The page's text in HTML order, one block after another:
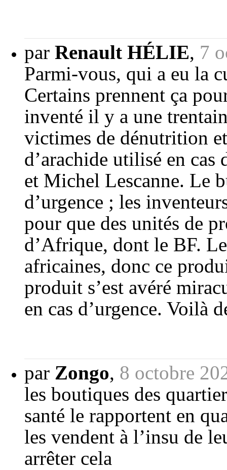
par Renault HÉLIE, 7
Parmi-vous, qui a eu la
Certains prennent ça
inventé il y a une
victimes de dénutrition
d’arachide utilisé en
et Michel Lescanne. Le
d’urgence ; les
pour que des unités de
d’Afrique, dont le BF.
africaines, donc ce
produit s’est avéré
en cas d’urgence. Voilà
par Zongo, 8 octobre
les boutiques des
santé le rapportent en
les vendent à l’insu de
arrêter cela